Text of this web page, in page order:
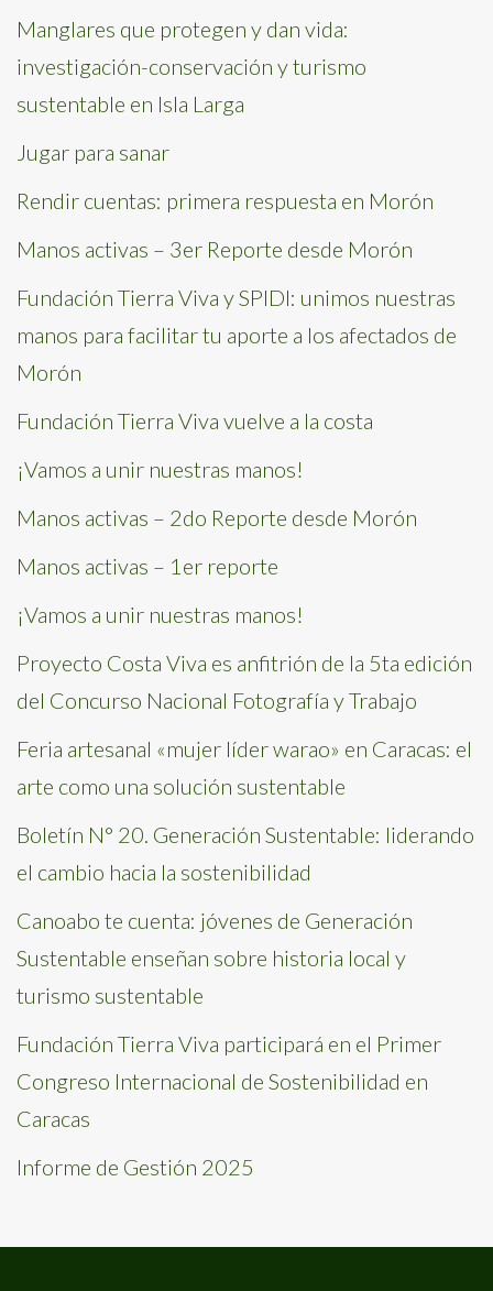
Manglares que protegen y dan vida:
investigación-conservación y turismo
sustentable en Isla Larga
Jugar para sanar
Rendir cuentas: primera respuesta en Morón
Manos activas – 3er Reporte desde Morón
Fundación Tierra Viva y SPIDI: unimos nuestras
manos para facilitar tu aporte a los afectados de
Morón
Fundación Tierra Viva vuelve a la costa
¡Vamos a unir nuestras manos!
Manos activas – 2do Reporte desde Morón
Manos activas – 1er reporte
¡Vamos a unir nuestras manos!
Proyecto Costa Viva es anfitrión de la 5ta edición
del Concurso Nacional Fotografía y Trabajo
Feria artesanal «mujer líder warao» en Caracas: el
arte como una solución sustentable
Boletín N° 20. Generación Sustentable: liderando
el cambio hacia la sostenibilidad
Canoabo te cuenta: jóvenes de Generación
Sustentable enseñan sobre historia local y
turismo sustentable
Fundación Tierra Viva participará en el Primer
Congreso Internacional de Sostenibilidad en
Caracas
Informe de Gestión 2025